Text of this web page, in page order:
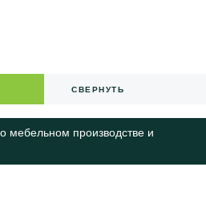
СВЕРНУТЬ
производстве и